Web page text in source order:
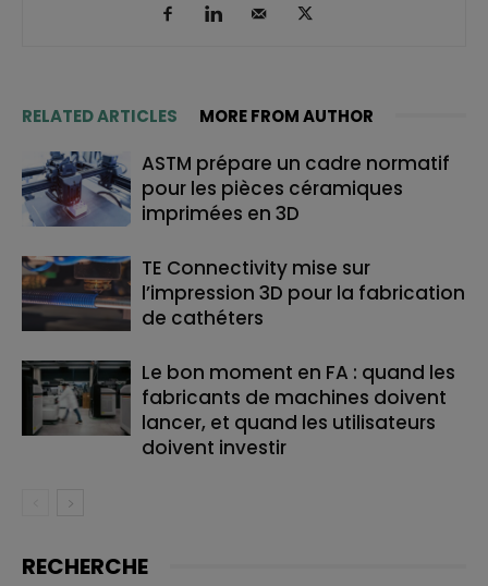
RELATED ARTICLES MORE FROM AUTHOR
ASTM prépare un cadre normatif
pour les pièces céramiques
imprimées en 3D
TE Connectivity mise sur
l’impression 3D pour la fabrication
de cathéters
Le bon moment en FA : quand les
fabricants de machines doivent
lancer, et quand les utilisateurs
doivent investir
RECHERCHE